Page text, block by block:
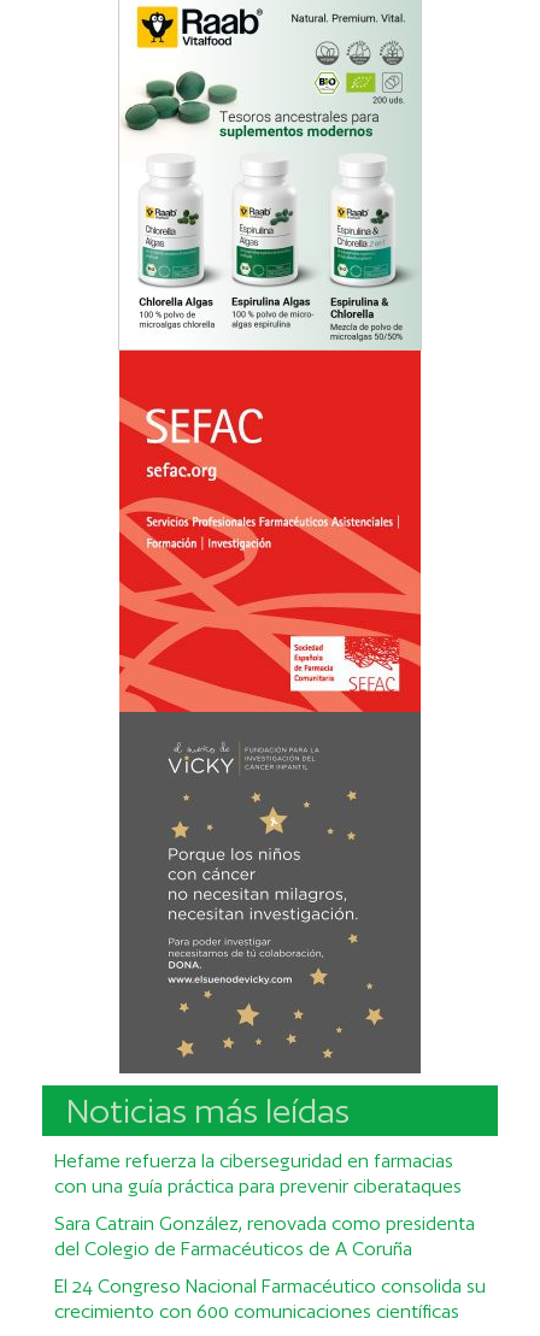
Noticias más leídas
Hefame refuerza la ciberseguridad en farmacias
con una guía práctica para prevenir ciberataques
Sara Catrain González, renovada como presidenta
del Colegio de Farmacéuticos de A Coruña
El 24 Congreso Nacional Farmacéutico consolida su
crecimiento con 600 comunicaciones científicas